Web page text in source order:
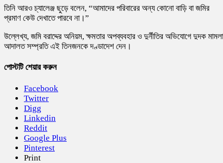
তিনি আরও চ্যালেঞ্জ ছুড়ে বলেন, “আমাদের পরিবারের অন্য কোনো বাড়ি বা জমির
প্রমাণ কেউ দেখাতে পারবে না।”
উল্লেখ্য, জমি বরাদ্দের অনিয়ম, ক্ষমতার অপব্যবহার ও দুর্নীতির অভিযোগে দুদক
আদালত সম্প্রতি এই তিনজনকে দণ্ডাদেশ দেন।
পোস্টটি শেয়ার করুন
Facebook
Twitter
Digg
Linkedin
Reddit
Google Plus
Pinterest
Print